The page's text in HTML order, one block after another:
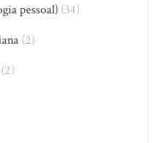
pessoal)(34)
(2)